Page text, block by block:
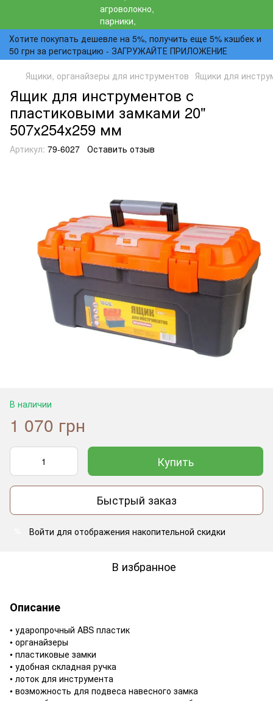
Хотите покупать дешевле на 5%, получить еще 5% кэшбек и
50 грн за регистрацию - ЗАГРУЖАЙТЕ ПРИЛОЖЕНИЕ
Ящики, органайзеры для инструментов Ящики для
Ящик для инструментов с
пластиковыми замками 20"
507х254х259 мм
Артикул: 79-6027 Оставить отзыв
В наличии
1 070 грн
Купить
Быстрый заказ
Войти для отображения накопительной скидки
В избранное
Описание
• ударопрочный ABS пластик
• органайзеры
• пластиковые замки
• удобная складная ручка
• лоток для инструмента
• возможность для подвеса навесного замка